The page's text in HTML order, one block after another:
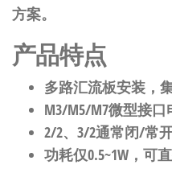
方案。
产品特点
多路汇流板安装，
M3/M5/M7微型接
2/2、3/2通常闭/常
功耗仅0.5~1W，可